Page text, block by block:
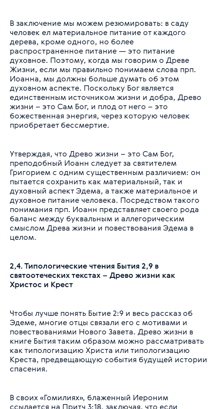
В заключение мы можем резюмировать: в саду
человек ел материальное питание от каждого
дерева, кроме одного, но более
распространенное питание — это питание
духовное. Поэтому, когда мы говорим о Древе
Жизни, если мы правильно понимаем слова прп.
Иоанна, мы должны больше думать об этом
духовном аспекте. Поскольку Бог является
единственным источником жизни и добра, Древо
жизни – это Сам Бог, и плод от него – это
божественная энергия, через которую человек
приобретает бессмертие.
Утверждая, что Древо жизни – это Сам Бог,
преподобный Иоанн следует за святителем
Григорием с одним существенным различием: он
пытается сохранить как материальный, так и
духовный аспект Эдема, а также материальное и
духовное питание человека. Посредством такого
понимания прп. Иоанн представляет своего рода
баланс между буквальным и аллегорическим
смыслом Древа жизни и повествования Эдема в
целом.
2,4. Типологические чтения Бытия 2,9 в
святоотеческих текстах – Древо жизни как
Христос и Крест
Чтобы лучше понять Бытие 2:9 и весь рассказ об
Эдеме, многие отцы связали его с мотивами и
повествованиями Нового Завета. Древо жизни в
книге Бытия таким образом можно рассматривать
как типологизацию Христа или типологизацию
Креста, предвещающую события будущей истории
спасения.
В своих «Гомилиях», блаженный Иероним
ссылается на Притч 3:18, заключая, что если